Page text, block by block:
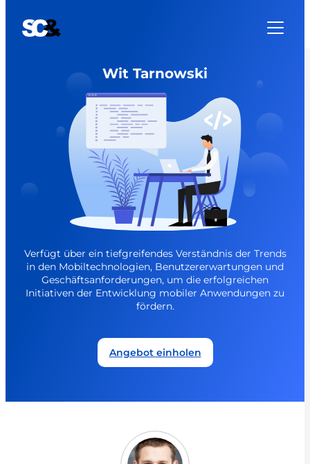
Wit Tarnowski
Verfügt über ein tiefgreifendes Verständnis der Trends
in den Mobiltechnologien, Benutzererwartungen und
Geschäftsanforderungen, um die erfolgreichen
Initiativen der Entwicklung mobiler Anwendungen zu
fördern.
Angebot einholen